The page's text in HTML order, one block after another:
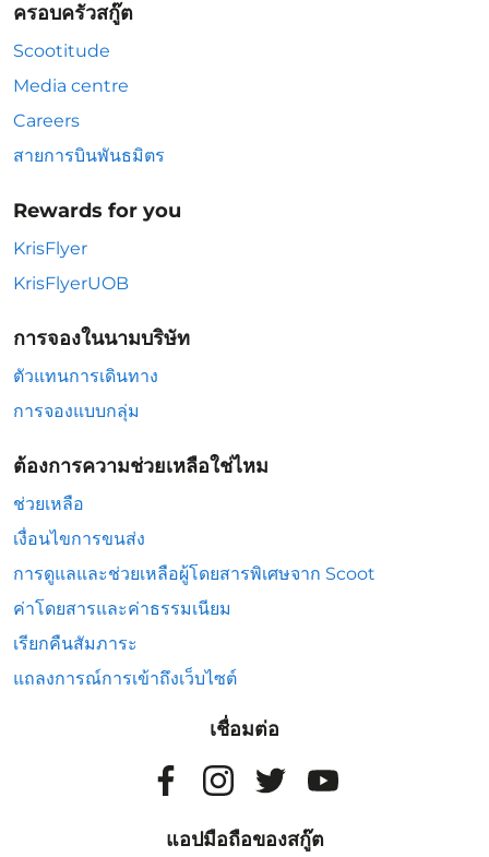
ครอบครัวสกู๊ต
Scootitude
Media centre
Careers
สายการบินพันธมิตร
Rewards for you
KrisFlyer
KrisFlyerUOB
การจองในนามบริษัท
ตัวแทนการเดินทาง
การจองแบบกลุ่ม
ต้องการความช่วยเหลือใช่ไหม
ช่วยเหลือ
เงื่อนไขการขนส่ง
การดูแลและช่วยเหลือผู้โดยสารพิเศษจาก Scoot
ค่าโดยสารและค่าธรรมเนียม
เรียกคืนสัมภาระ
แถลงการณ์การเข้าถึงเว็บไซต์
เชื่อมต่อ
แอปมือถือของสกู๊ต